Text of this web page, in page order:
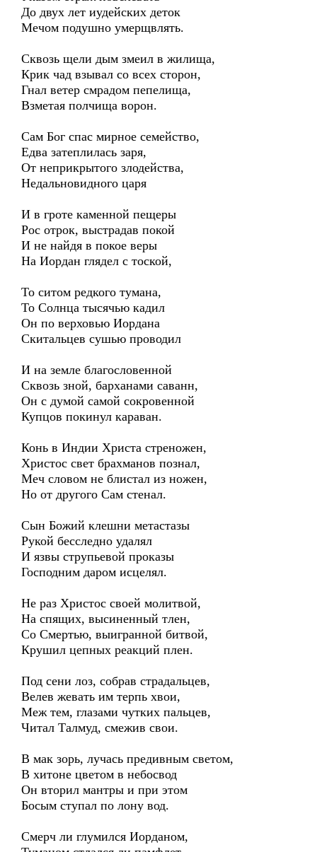
До двух лет иудейских деток
Мечом подушно умерщвлять.
Сквозь щели дым змеил в жилища,
Крик чад взывал со всех сторон,
Гнал ветер смрадом пепелища,
Взметая полчища ворон.
Сам Бог спас мирное семейство,
Едва затеплилась заря,
От неприкрытого злодейства,
Недальновидного царя
И в гроте каменной пещеры
Рос отрок, выстрадав покой
И не найдя в покое веры
На Иордан глядел с тоской,
То ситом редкого тумана,
То Солнца тысячью кадил
Он по верховью Иордана
Скитальцев сушью проводил
И на земле благословенной
Сквозь зной, барханами саванн,
Он с думой самой сокровенной
Купцов покинул караван.
Конь в Индии Христа стреножен,
Христос свет брахманов познал,
Меч словом не блистал из ножен,
Но от другого Сам стенал.
Сын Божий клешни метастазы
Рукой бесследно удалял
И язвы струпьевой проказы
Господним даром исцелял.
Не раз Христос своей молитвой,
На спящих, высиненный тлен,
Со Смертью, выигранной битвой,
Крушил цепных реакций плен.
Под сени лоз, собрав страдальцев,
Велев жевать им терпь хвои,
Меж тем, глазами чутких пальцев,
Читал Талмуд, смежив свои.
В мак зорь, лучась предивным светом,
В хитоне цветом в небосвод
Он вторил мантры и при этом
Босым ступал по лону вод.
Смерч ли глумился Иорданом,